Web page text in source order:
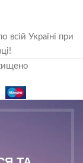
Україні при